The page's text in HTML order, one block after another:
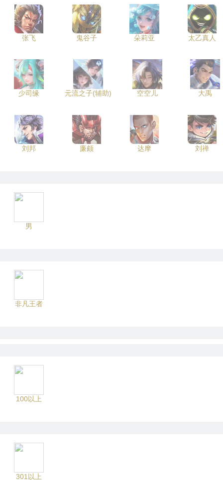
张飞 鬼谷子 朵莉亚 太乙真人
少司缘 元流之子(辅助) 空空儿 大禹
刘邦 廉颇 达摩 刘禅
男
非凡王者
100以上
301以上